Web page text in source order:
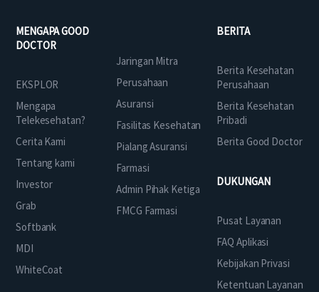
MENGAPA GOOD
DOCTOR
EKSPLOR
Mengapa
Telekesehatan?
Cerita Kami
Tentang kami
Investor
Grab
Softbank
MDI
WhiteCoat
Jaringan Mitra
Perusahaan
Asuransi
Fasilitas Kesehatan
Pialang Asuransi
Farmasi
Admin Pihak Ketiga
FMCG Farmasi
BERITA
Berita Kesehatan
Perusahaan
Berita Kesehatan
Pribadi
Berita Good Doctor
DUKUNGAN
Pusat Layanan
FAQ Aplikasi
Kebijakan Privasi
Ketentuan Layanan